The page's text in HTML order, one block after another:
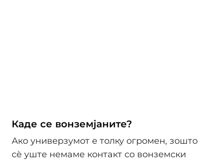
Каде се вонземјаните?
Ако универзумот е толку огромен, зошто
сè уште немаме контакт со вонземски